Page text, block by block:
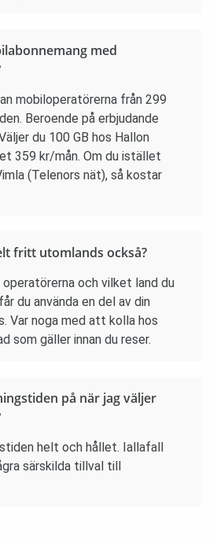
med
mobiloperatörerna från 299
Beroende på erbjudande
du 100 GB hos Hallon
359 kr/mån. Om du istället
(Telenors nät), så kostar
fritt utomlands också?
och vilket land du
du använda en del av din
Var noga med att kolla hos
som gäller innan du reser.
på när jag väljer
helt och hållet. Iallafall
särskilda tillval till